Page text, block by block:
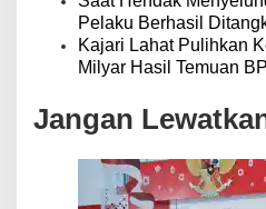
Pelaku Berhasil
Kajari Lahat Pulihkan
Milyar Hasil Temuan
Jangan